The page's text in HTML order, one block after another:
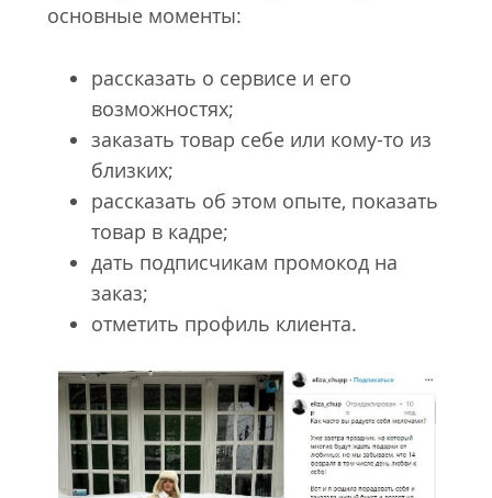
основные моменты:
рассказать о сервисе и его
возможностях;
заказать товар себе или кому-то из
близких;
рассказать об этом опыте, показать
товар в кадре;
дать подписчикам промокод на
заказ;
отметить профиль клиента.